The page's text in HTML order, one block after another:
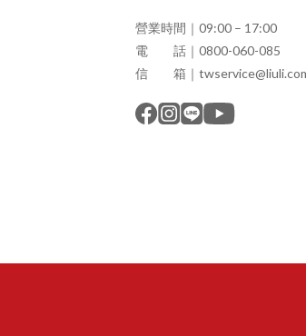
營業時間｜09:00 – 17:00
電 話｜0800-060-085
信 箱｜